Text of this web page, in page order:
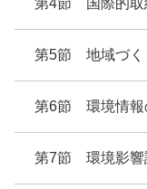
第4節 国際的取
第5節 地域づく
第6節 環境情報
第7節 環境影響